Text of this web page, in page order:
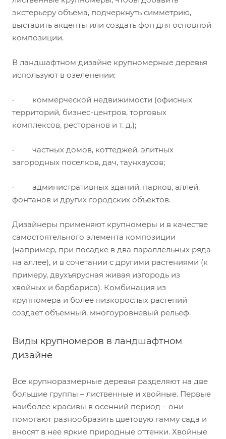
экстерьеру объема, подчеркнуть симметрию,
выставить акценты или создать фон для основной
композиции.
В ландшафтном дизайне крупномерные деревья
используют в озеленении:
· коммерческой недвижимости (офисных
территорий, бизнес-центров, торговых
комплексов, ресторанов и т. д.);
· частных домов, коттеджей, элитных
загородных поселков, дач, таунхаусов;
· административных зданий, парков, аллей,
фонтанов и других городских объектов.
Дизайнеры применяют крупномеры и в качестве
самостоятельного элемента композиции
(например, при посадке в два параллельных ряда
на аллее), и в сочетании с другими растениями (к
примеру, двухъярусная живая изгородь из
хвойных и барбариса). Комбинация из
крупномера и более низкорослых растений
создает объемный, многоуровневый рельеф.
Виды крупномеров в ландшафтном
дизайне
Все крупноразмерные деревья разделяют на две
большие группы – лиственные и хвойные. Первые
наиболее красивы в осенний период – они
помогают разнообразить цветовую гамму сада и
вносят в нее яркие природные оттенки. Хвойные